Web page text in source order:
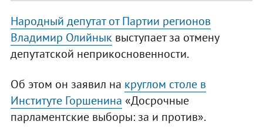
Народный депутат от Партии регионов
Владимир Олийнык выступает за отмену
депутатской неприкосновенности.
Об этом он заявил на круглом столе в
Институте Горшенина «Досрочные
парламентские выборы: за и против».